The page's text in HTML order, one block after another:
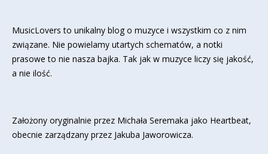
MusicLovers to unikalny blog o muzyce i wszystkim co z nim
związane. Nie powielamy utartych schematów, a notki
prasowe to nie nasza bajka. Tak jak w muzyce liczy się jakość,
a nie ilość.
Założony oryginalnie przez Michała Seremaka jako Heartbeat,
obecnie zarządzany przez Jakuba Jaworowicza.